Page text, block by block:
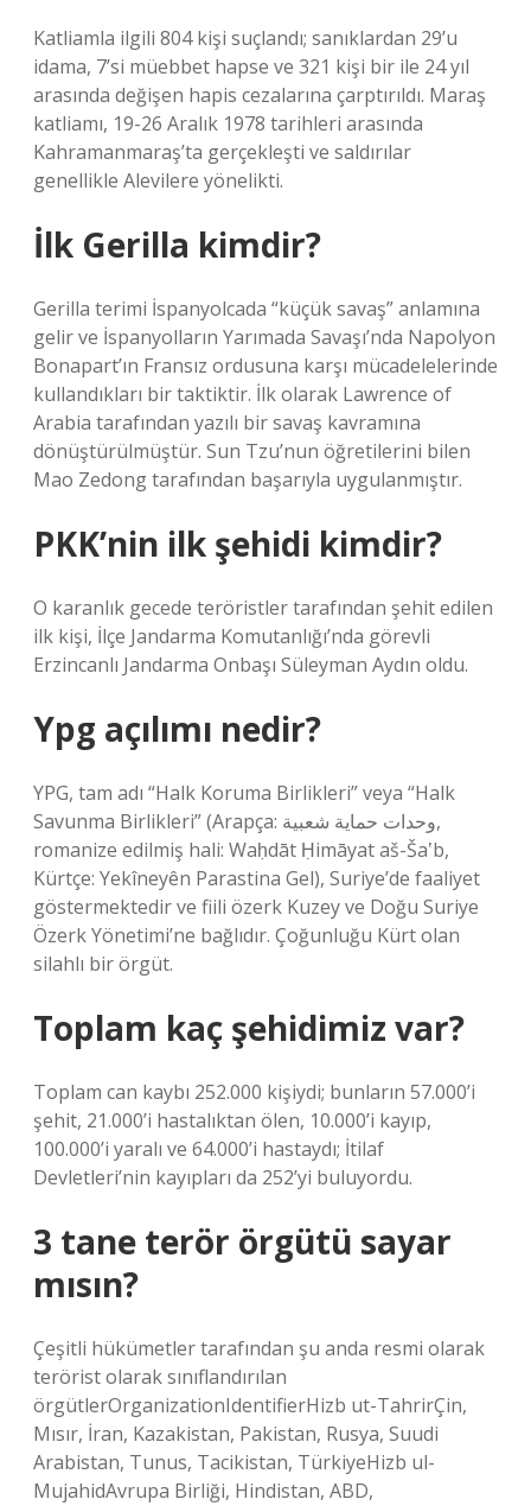
Katliamla ilgili 804 kişi suçlandı; sanıklardan 29’u
idama, 7’si müebbet hapse ve 321 kişi bir ile 24 yıl
arasında değişen hapis cezalarına çarptırıldı. Maraş
katliamı, 19-26 Aralık 1978 tarihleri ​​arasında
Kahramanmaraş’ta gerçekleşti ve saldırılar
genellikle Alevilere yönelikti.
İlk Gerilla kimdir?
Gerilla terimi İspanyolcada “küçük savaş” anlamına
gelir ve İspanyolların Yarımada Savaşı’nda Napolyon
Bonapart’ın Fransız ordusuna karşı mücadelelerinde
kullandıkları bir taktiktir. İlk olarak Lawrence of
Arabia tarafından yazılı bir savaş kavramına
dönüştürülmüştür. Sun Tzu’nun öğretilerini bilen
Mao Zedong tarafından başarıyla uygulanmıştır.
PKK’nin ilk şehidi kimdir?
O karanlık gecede teröristler tarafından şehit edilen
ilk kişi, İlçe Jandarma Komutanlığı’nda görevli
Erzincanlı Jandarma Onbaşı Süleyman Aydın oldu.
Ypg açılımı nedir?
YPG, tam adı “Halk Koruma Birlikleri” veya “Halk
Savunma Birlikleri” (Arapça: وحدات حماية شعبية‎,
romanize edilmiş hali: Waḥdāt Ḥimāyat aš-Šaʽb,
Kürtçe: Yekîneyên Parastina Gel), Suriye’de faaliyet
göstermektedir ve fiili özerk Kuzey ve Doğu Suriye
Özerk Yönetimi’ne bağlıdır. Çoğunluğu Kürt olan
silahlı bir örgüt.
Toplam kaç şehidimiz var?
Toplam can kaybı 252.000 kişiydi; bunların 57.000’i
şehit, 21.000’i hastalıktan ölen, 10.000’i kayıp,
100.000’i yaralı ve 64.000’i hastaydı; İtilaf
Devletleri’nin kayıpları da 252’yi buluyordu.
3 tane terör örgütü sayar
mısın?
Çeşitli hükümetler tarafından şu anda resmi olarak
terörist olarak sınıflandırılan
örgütlerOrganizationIdentifierHizb ut-TahrirÇin,
Mısır, İran, Kazakistan, Pakistan, Rusya, Suudi
Arabistan, Tunus, Tacikistan, TürkiyeHizb ul-
MujahidAvrupa Birliği, Hindistan, ABD,